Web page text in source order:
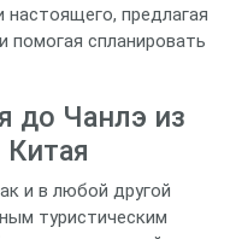
предлагая
помогая спланировать
до Чанлэ из
и в любой другой
туристическим